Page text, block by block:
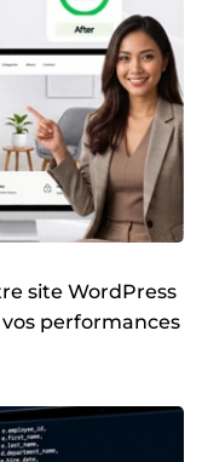
site WordPress
performances